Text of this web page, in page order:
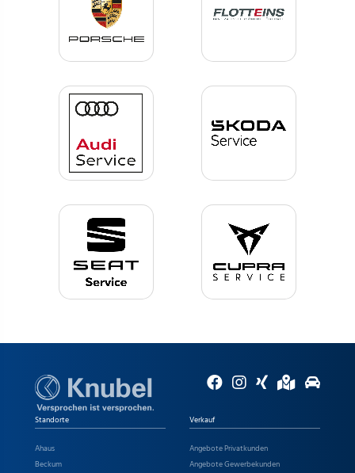
Standorte
Ahaus
Beckum
Verkauf
Angebote Privatkunden
Angebote Gewerbekunden